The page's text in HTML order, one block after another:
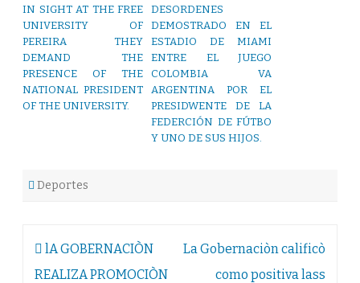
IN SIGHT AT THE FREE
UNIVERSITY OF
PEREIRA THEY
DEMAND THE
PRESENCE OF THE
NATIONAL PRESIDENT
OF THE UNIVERSITY.
DESORDENES
DEMOSTRADO EN EL
ESTADIO DE MIAMI
ENTRE EL JUEGO
COLOMBIA VA
ARGENTINA POR EL
PRESIDWENTE DE LA
FEDERCIÓN DE FÚTBO
Y UNO DE SUS HIJOS.
Deportes
Navegación
de
lA GOBERNACIÒN
REALIZA PROMOCIÒN
La Gobernaciòn calificò
como positiva lass